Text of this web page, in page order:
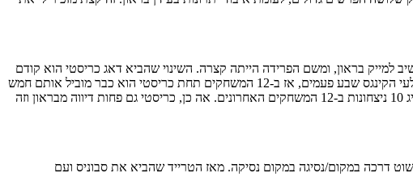
בראון, ומשם הפרידה הייתה קצרה. השינוי שהביא דאג כריסטי הוא קודם
כל בחידוד ההיררכיה, דמאר דרוזן שהיה הרכש המרכזי בקיץ הופך להיות השחקן המרכזי. אם ב-31 המשחקים תחת בראון, דרוזן הוביל את קלעי הקינגס שבע פעמים, אז ב-12 המשחקים תחת כריסטי הוא כבר מוביל אותם חמש
פעמים. דרוזן זורק כרגע 20 פעמים במשחק כולל ארבע נסיונות לשלוש- שניהם משמעותית יותר מתחת המשטר הקודם- וזה עוזר לקינגס להשיג 10 ניצחונות ב-12 המשחקים האחרונים. אה כן, כריסטי גם פחות דיווה מבראון וזה
דרכה במקום/נסיגה במקום נסיקה. מאז הטרייד שהביא את סבוניס ועם